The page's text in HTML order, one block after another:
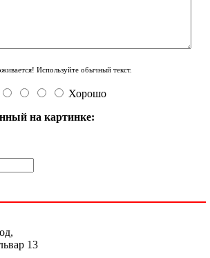
Используйте обычный текст.
Хорошо
на картинке:
13